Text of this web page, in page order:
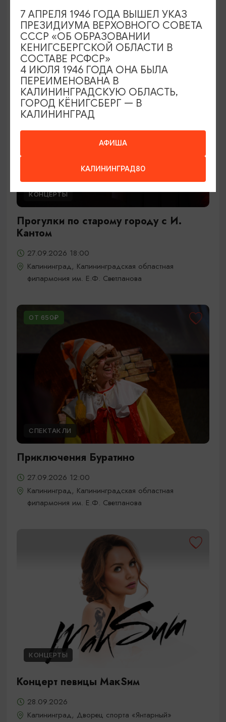
В джазе только девушки
27.09.2026 17:00
Светлогорск, Театр эстрады «Янтарь-холл»
ОТ 900₽
КОНЦЕРТЫ
Прогулки по старому городу с И.
Кантом
27.09.2026 18:00
Калининград, Калининградская областная
филармония им. Е.Ф. Светланова
ОТ 650₽
СПЕКТАКЛИ
Приключения Буратино
27.09.2026 12:00
Калининград, Калининградская областная
филармония им. Е.Ф. Светланова
КОНЦЕРТЫ
Концерт певицы МакSим
28.09.2026
Калининград, Дворец спорта «Янтарный»
АФИША
КАЛИНИНГРАД80
7 АПРЕЛЯ 1946 ГОДА ВЫШЕЛ УКАЗ
ПРЕЗИДИУМА ВЕРХОВНОГО СОВЕТА
СССР «ОБ ОБРАЗОВАНИИ
КЕНИГСБЕРГСКОЙ ОБЛАСТИ В
СОСТАВЕ РСФСР»
4 ИЮЛЯ 1946 ГОДА ОНА БЫЛА
ПЕРЕИМЕНОВАНА В
КАЛИНИНГРАДСКУЮ ОБЛАСТЬ,
ГОРОД КЁНИГСБЕРГ — В
КАЛИНИНГРАД